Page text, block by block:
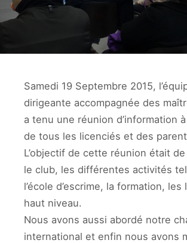
Samedi 19 Septembre 2015,
dirigeante accompagnée des
a tenu une réunion d’information à
de tous les licenciés et des
L’objectif de cette réunion était
le club, les différentes activités
l’école d’escrime, la formation,
haut niveau.
Nous avons aussi abordé notre
international et enfin nous avons